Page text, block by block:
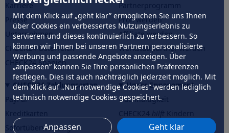
Mit dem Klick auf „geht klar” ermöglichen Sie uns Ihnen
über Cookies ein verbessertes Nutzungserlebnis zu
servieren und dieses kontinuierlich zu verbessern. So
können wir Ihnen bei unseren Partnern personalisierte
Werbung und passende Angebote anzeigen. Über
„anpassen” können Sie Ihre persönlichen Präferenzen
festlegen. Dies ist auch nachträglich jederzeit möglich. Mit
dem Klick auf „Nur notwendige Cookies” werden lediglich
technisch notwendige Cookies gespeichert.
Anpassen Geht klar
Karriere
Presse
Unternehmen
CHECK24 Österreich
CHECK24 Spanien
Partnerprogramm
Profi werden
Affiliate werden
Werkstattpartner werden
CHECK24 Zahlungsarten
PayPal
Sofortüberweisung
Unser Engagement
Nachhaltigkeit
CHECK24hilftder Natur